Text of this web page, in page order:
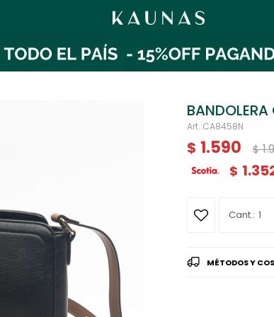
BANDOLERA
CA8458N
$ 1.590 $
$
1
MÉTODOS Y